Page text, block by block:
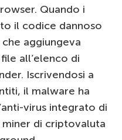
Quando i
il codice dannoso
aggiungeva
all’elenco di
Iscrivendosi a
il malware ha
virus integrato di
di criptovaluta